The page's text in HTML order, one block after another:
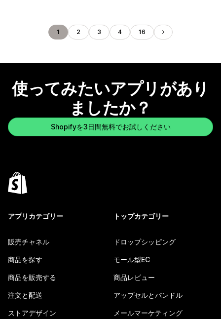
1 2 3 4 16
使ってみたいアプリがあり
ましたか？
Shopifyを3日間無料でお試しください
アプリカテゴリー
販売チャネル
商品を探す
商品を販売する
注文と配送
ストアデザイン
トップカテゴリー
ドロップシッピング
モール型EC
商品レビュー
アップセルとバンドル
メールマーケティング